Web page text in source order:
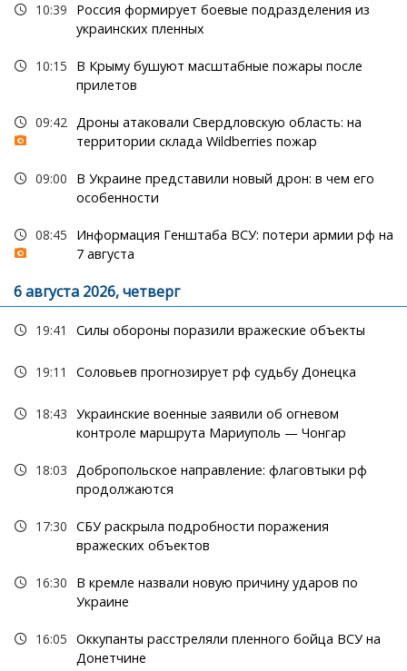
10:39
Россия формирует боевые подразделения из
украинских пленных
10:15
В Крыму бушуют масштабные пожары после
прилетов
09:42 Дроны атаковали Свердловскую область: на
территории склада Wildberries пожар
09:00
В Украине представили новый дрон: в чем его
особенности
08:45
Информация Генштаба ВСУ: потери армии рф на
7 августа
6 августа 2026, четверг
19:41 Силы обороны поразили вражеские объекты
19:11 Соловьев прогнозирует рф судьбу Донецка
18:43 Украинские военные заявили об огневом
контроле маршрута Мариуполь — Чонгар
18:03 Добропольское направление: флаговтыки рф
продолжаются
17:30 СБУ раскрыла подробности поражения
вражеских объектов
16:30
В кремле назвали новую причину ударов по
Украине
16:05 Оккупанты расстреляли пленного бойца ВСУ на
Донетчине